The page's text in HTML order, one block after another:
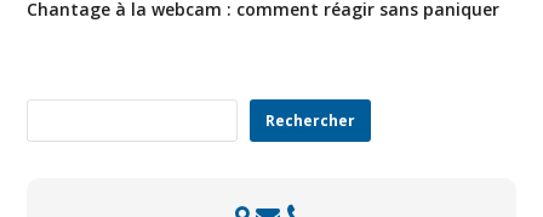
Chantage à la webcam : comment réagir sans paniquer
Rechercher